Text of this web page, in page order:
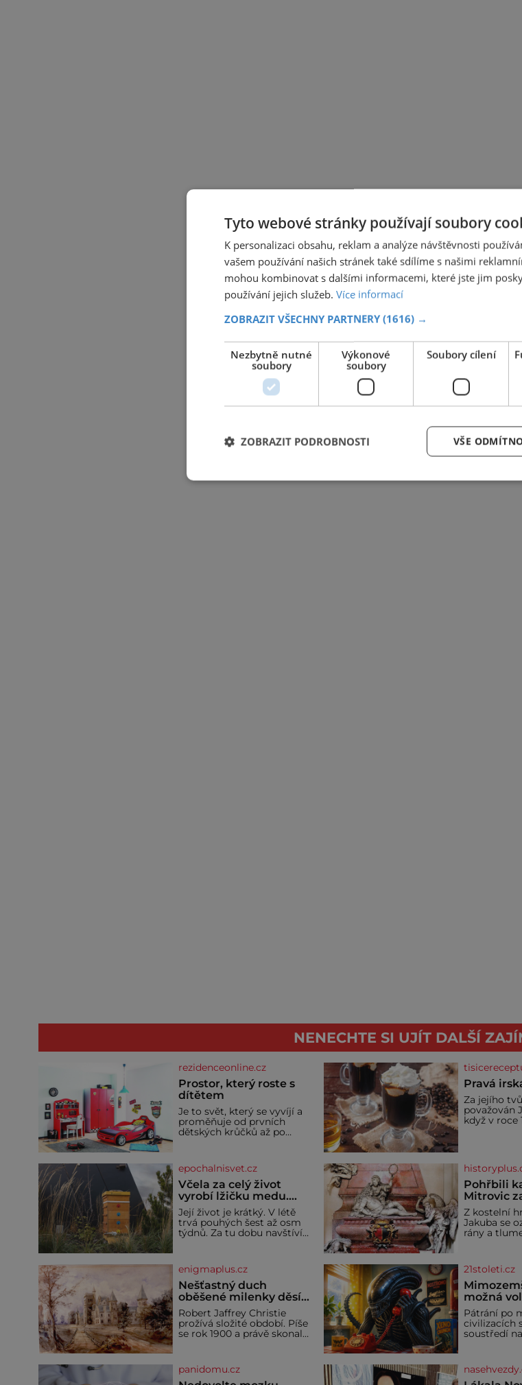
NENECHTE SI UJÍT DALŠÍ
rezidenceonline.cz
Prostor, který roste s
dítětem
Je to svět, který se vyvíjí a
proměňuje od prvních
dětských krůčků až po
bezpečí, kreativitu,
soustředění i odpočinek a
reaguje na každou etapu
života a specifické potřeby
dítěte. Pro nejmenší je
klíčová jednoduchost,
měkkost a bezpečí, proto
by pokoj miminka měl
Pravá
Za jejího
považován
když v roce
nemohli
Povzbudil
epochalnisvet.cz
Včela za celý život
vyrobí lžičku medu.
Čím je pražský med ze
střech tak ceněný?
Její život je krátký. V létě
trvá pouhých šest až osm
týdnů. Za tu dobu navštíví
přibližně devět gramů
medu – zhruba jednu
čajovou lžičku. Sama o sobě
se může zdát bezvýznamná.
Teprve když se spojí s
dalšími desítkami tisíc
příslušnic svého včelstva,
vznikne jeden z
Pohřbili
Mitrovic
Z kostelní
Jakuba se
rány a
kopy grošů
neodvážil
otevřít a její
raději jen
vodou. Za
burácení
Když o
hrobku
enigmaplus.cz
Nešťastný duch
oběšené milenky děsí
studentky
Robert Jaffrey Christie
prožívá složité období. Píše
se rok 1900 a právě skonal
(1829–1900). Smutná
událost je ale doprovázena
21stoleti.cz
možná
jejich
Pátrání po
civilizacích
soustředí
sama
Nová studie
panidomu.cz
Tyto webové stránky používají soubory
K personalizaci obsahu, reklam a analýze návštěvnosti
vašem používání našich stránek také sdílíme s našimi
mohou kombinovat s dalšími informacemi, které jste jim
používání jejich služeb. Více informací
ZOBRAZIT VŠECHNY PARTNERY (1616) →
Nezbytně nutné
soubory
Výkonové
soubory
Soubory cílení
VŠE
ZOBRAZIT PODROBNOSTI